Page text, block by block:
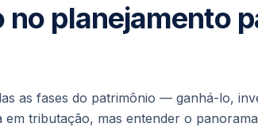
no planejamento
as fases do patrimônio — ganhá-lo,
em tributação, mas entender o